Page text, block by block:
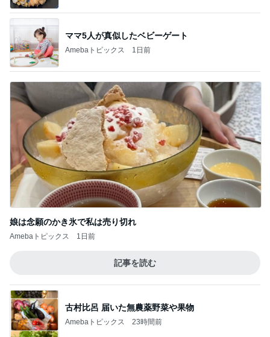
ママ5人が真似したベビーゲート
Amebaトピックス 1日前
娘は念願のかき氷で私は売り切れ
Amebaトピックス 1日前
記事を読む
古村比呂 届いた無農薬野菜や果物
Amebaトピックス 23時間前